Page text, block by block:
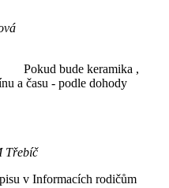
4.ročník
hodin
keramika ,
a času - podle dohody
- 5.ročník
Třebíč
v Informacích rodičům